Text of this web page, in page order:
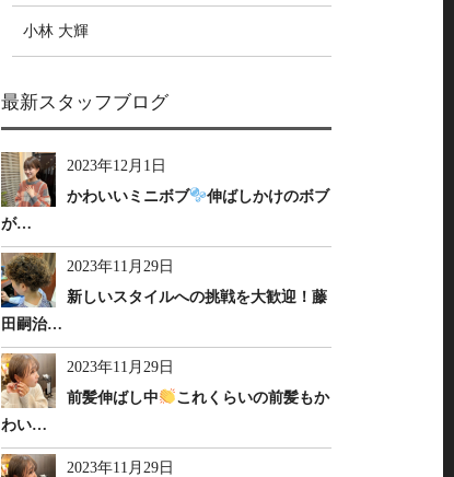
小林 大輝
最新スタッフブログ
2023年12月1日
かわいいミニボブ
伸ばしかけのボブ
が…
2023年11月29日
新しいスタイルへの挑戦を大歓迎！藤
田嗣治…
2023年11月29日
前髪伸ばし中
これくらいの前髪もか
わい…
2023年11月29日